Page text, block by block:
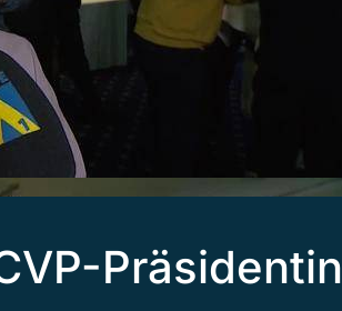
Präsidentin